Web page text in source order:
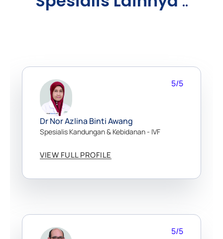
5/5
Dr Nor Azlina Binti Awang
Spesialis Kandungan & Kebidanan - IVF
VIEW FULL PROFILE
5/5